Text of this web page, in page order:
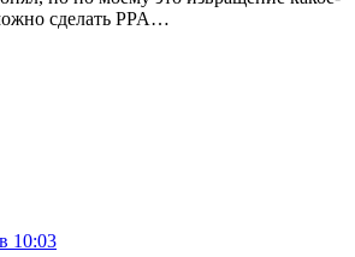
сделать PPA…
10:03